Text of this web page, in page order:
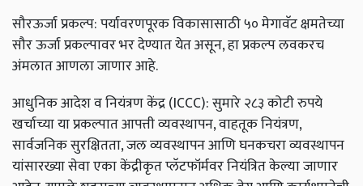
सौरऊर्जाप्रकल्प:पर्यावरणपूरकविकासासाठी५०मेगावॅटक्षमतेच्या
सौरऊर्जाप्रकल्पावरभरदेण्यातयेतअसून,हाप्रकल्पलवकरच
अंमलातआणलाजाणारआहे.
आधुनिकआदेशवनियंत्रणकेंद्र(ICCC):सुमारे२८३कोटीरुपये
खर्चाच्यायाप्रकल्पातआपत्तीव्यवस्थापन,वाहतूकनियंत्रण,
सार्वजनिकसुरक्षितता,जलव्यवस्थापनआणिघनकचराव्यवस्थापन
यांसारख्यासेवाएकाकेंद्रीकृतप्लॅटफॉर्मवरनियंत्रितकेल्याजाणार